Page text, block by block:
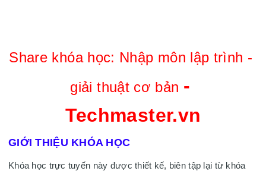
Share khóa học: Nhập môn lập trình -
giải thuật cơ bản -
Techmaster.vn
GIỚI THIỆU KHÓA HỌC
Khóa học trực tuyến này được thiết kế, biên tập lại từ khóa